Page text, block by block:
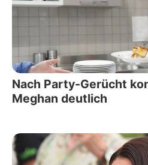
Nach Party-Gerücht
Meghan deutlich